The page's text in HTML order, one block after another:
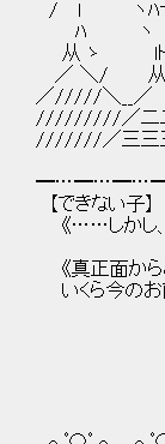
/ l ヽﾊ弋
ﾊ
从 ゝ
／ ＼/
／/////＼
/////////／二
///////／三三三
【できない子】
《……しかし、
《真正面から
いくら今のお